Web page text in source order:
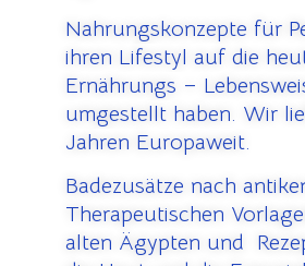
Nahrungskonzepte für
ihren Lifestyl auf die
Ernährungs –
umgestellt haben. Wir
Jahren Europaweit.
Badezusätze nach
Therapeutischen
alten Ägypten und